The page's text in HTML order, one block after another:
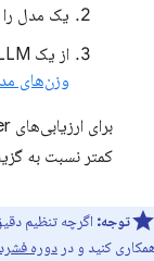
یک مدل را
از یک LLM تنظیم‌شده و بهینه‌شده برای ارزیابی‌ها، مانند
وزن‌های
کمتر نسبت به
توجه: اگرچه تنظیم
همکاری کنید و در دوره